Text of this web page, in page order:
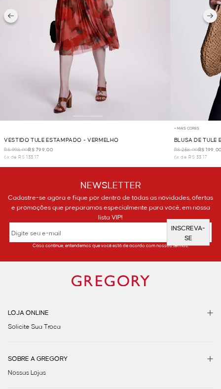
VESTIDO TULE ESTAMPADO - VERMELHO
R$ 998,00R$ 799,00
6x de R$ 133,17
+ MAIS CORES
BLUSA DE TULE
R$ 258,00R$
6x de R$ 33,17
NEWSLETTER
Cadastre-se agora e fique por dentro de todas as novidades, ofertas
e promoções que preparamos especialmente para você, em nossa
lista VIP!
INSCREVA-
SE
Caso continue, entendemos que você está de acordo com nossos termos.
LOJA ONLINE
Solicite Sua Troca
SOBRE A GREGORY
Nossas Lojas